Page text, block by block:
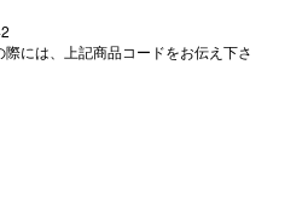
際には、上記商品コードをお伝え下さ